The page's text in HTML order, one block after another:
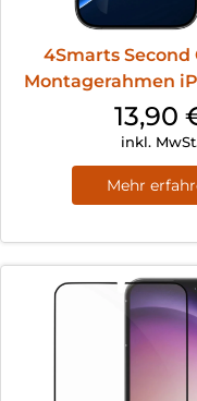
4Smarts Second
Montagerahmen
13,90
inkl.
Mehr